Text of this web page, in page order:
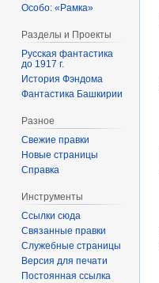
Особо: «Рамка»
Разделы и Проекты
Русская фантастика
до 1917 г.
История Фэндома
Фантастика Башкирии
Разное
Свежие правки
Новые страницы
Справка
Инструменты
Ссылки сюда
Связанные правки
Служебные страницы
Версия для печати
Постоянная ссылка